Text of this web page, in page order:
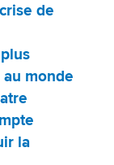
de
monde
la